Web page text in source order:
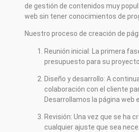
de gestión de contenidos muy
web sin tener conocimientos de
Nuestro proceso de creación de
Reunión inicial: La primera
presupuesto para su
Diseño y desarrollo: A
colaboración con el cliente
Desarrollamos la página web
Revisión: Una vez que se ha
cualquier ajuste que sea